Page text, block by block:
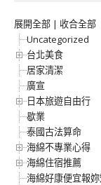
展開全部 | 收合全部
Uncategorized
台北美食
居家清潔
廣宣
日本旅遊自由行
歇業
泰國古法算命
海綿不專業心得
海綿住宿推薦
海綿好康便宜報